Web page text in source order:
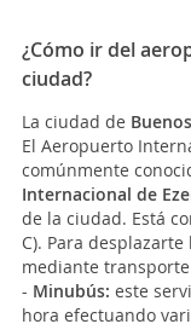
¿Cómo ir del
ciudad?
La ciudad de
El Aeropuerto
comúnmente
Internacional de
de la ciudad. Está
C). Para
mediante
- Minubús: este
hora efectuando